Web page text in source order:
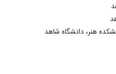
هنر، دانشگاه شاهد